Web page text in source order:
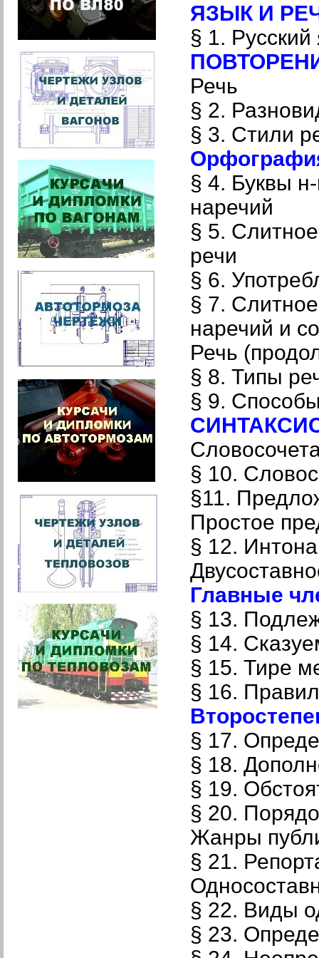
ЯЗЫК И
§ 1.
Речь
§ 2.
§ 3. Стили
§ 4. Буквы
наречий
§ 5.
речи
§ 6.
§ 7.
наречий и
Речь
§ 8. Типы
§ 9.
§ 10.
§11.
Простое
§ 12.
Главные
§ 13.
§ 14.
§ 15. Тире
§ 16.
§ 17.
§ 18.
§ 19.
§ 20.
Жанры
§ 21.
§ 22. Виды
§ 23.